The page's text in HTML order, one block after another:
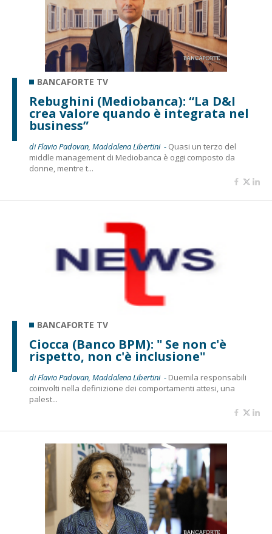
BANCAFORTE TV
Rebughini (Mediobanca): “La D&I
crea valore quando è integrata nel
business”
di Flavio Padovan, Maddalena Libertini - Quasi un terzo del
middle management di Mediobanca è oggi composto da
donne, mentre t...
BANCAFORTE TV
Ciocca (Banco BPM): " Se non c'è
rispetto, non c'è inclusione"
di Flavio Padovan, Maddalena Libertini - Duemila responsabili
coinvolti nella definizione dei comportamenti attesi, una
palest...